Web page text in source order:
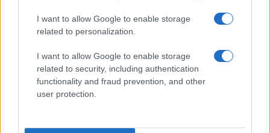
I want to allow Google to enable storage
related to personalization.
I want to allow Google to enable storage
related to security, including authentication
functionality and fraud prevention, and other
user protection.
modema
Več iz kategorije Novice